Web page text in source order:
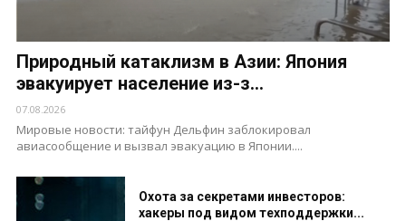
Природный катаклизм в Азии: Япония
эвакуирует население из-з...
07.08.2026
Мировые новости: тайфун Дельфин заблокировал
авиасообщение и вызвал эвакуацию в Японии....
Охота за секретами инвесторов:
хакеры под видом техподдержки...